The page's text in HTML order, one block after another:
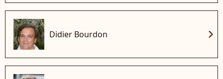
Didier Bourdon chevron_right